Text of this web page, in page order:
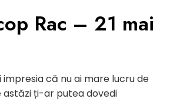
Rac – 21 mai
impresia că nu ai mare lucru de
astăzi ți-ar putea dovedi